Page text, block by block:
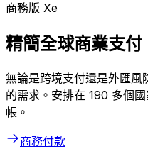
商務版 Xe
精簡全球商業支付
無論是跨境支付還是外匯風
的需求。安排在 190 多個
帳。
商務付款